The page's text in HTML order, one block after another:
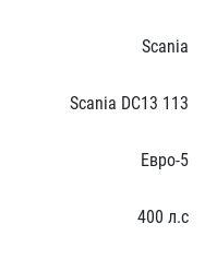
Scania
Scania DC13 113
Евро-5
400 л.с